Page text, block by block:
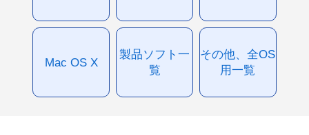
Mac OS X
製品ソフト一
覧
その他、全OS
用一覧